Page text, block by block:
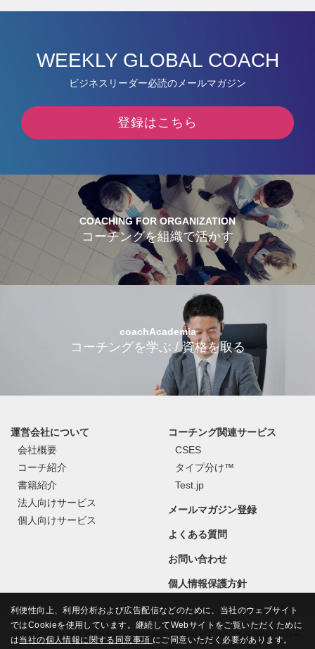
WEEKLY GLOBAL COACH
ビジネスリーダー必読のメールマガジン
登録はこちら
COACHING FOR ORGANIZATION
コーチングを組織で活かす
coachAcademia
コーチングを学ぶ / 資格を取る
運営会社について
会社概要
コーチ紹介
書籍紹介
法人向けサービス
個人向けサービス
コーチング関連サービス
CSES
タイプ分け™
Test.jp
メールマガジン登録
よくある質問
お問い合わせ
個人情報保護方針
コーチ・エィの運営するコーチングの情報ポータルサイト Hello, Coaching（ハロー,
利便性向上、利用分析および広告配信などのために、当社のウェブサイト
ではCookieを使用しています。継続してWebサイトをご覧いただくために
は当社の個人情報に関する同意事項 にご同意いただく必要があります。